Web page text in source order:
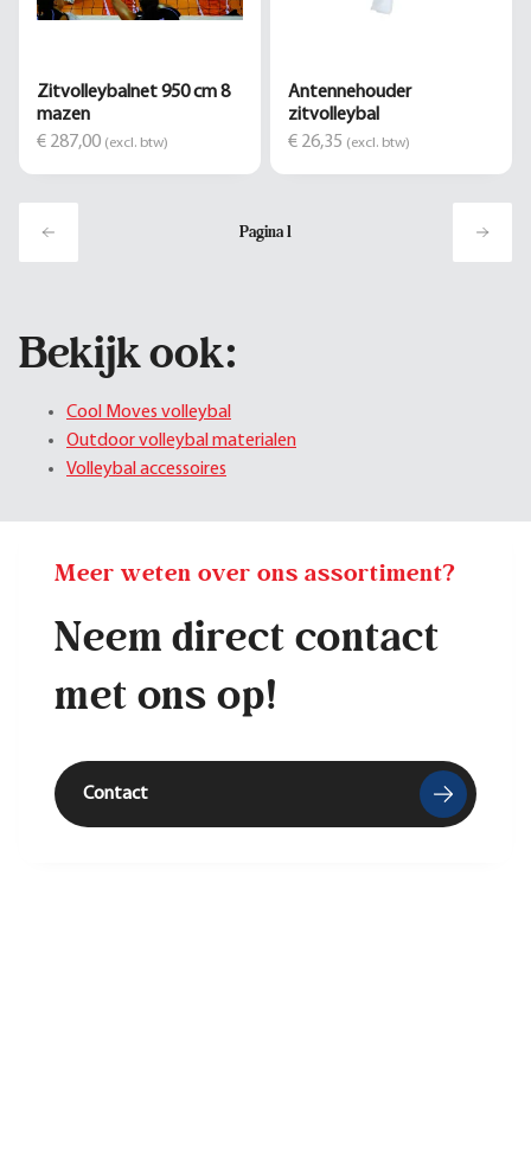
Zitvolleybalnet 950 cm 8
mazen
€ 287,00 (excl. btw)
Antennehouder
zitvolleybal
€ 26,35 (excl. btw)
Pagina1
Bekijk ook:
Cool Moves volleybal
Outdoor volleybal materialen
Volleybal accessoires
Meer weten over ons assortiment?
Neem direct contact
met ons op!
Contact